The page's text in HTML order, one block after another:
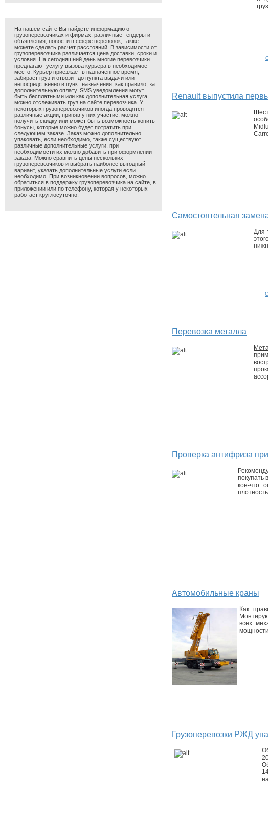
На нашем сайте Вы найдете информацию о
грузоперевозчиках и фирмах, различные тендеры и
объявления, новости в сфере перевозок, также
можете сделать расчет расстояний. В зависимости от
грузоперевозчика различается цена доставки, сроки и
условия. На сегодняшний день многие перевозчики
предлагают услугу вызова курьера в необходимое
место. Курьер приезжает в назначенное время,
забирает груз и отвозит до пункта выдачи или
непосредственно в пункт назначения, как правило, за
дополнительную оплату. SMS уведомления могут
быть бесплатными или как дополнительная услуга,
можно отслеживать груз на сайте перевозчика. У
некоторых грузоперевозчиков иногда проводятся
различные акции, приняв у них участие, можно
получить скидку или может быть возможность копить
бонусы, которые можно будет потратить при
следующем заказе. Заказ можно дополнительно
упаковать, если необходимо, также существуют
различные дополнительные услуги, при
необходимости их можно добавить при оформлении
заказа. Можно сравнить цены нескольких
грузоперевозчиков и выбрать наиболее выгодный
вариант, указать дополнительные услуги если
необходимо. При возникновении вопросов, можно
обратиться в поддержку грузоперевозчика на сайте, в
приложении или по телефону, которая у некоторых
работает круглосуточно.
Renault выпустила
Самостоятельная
Для
Перевозка металла
Проверка антифриза
покупать
кое-что
Автомобильные краны
Как
всех
Грузоперевозки РЖД